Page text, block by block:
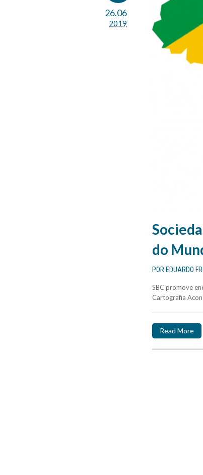
26.06
2019
do
POR EDUARDO
SBC promove
Cartografia
Read More